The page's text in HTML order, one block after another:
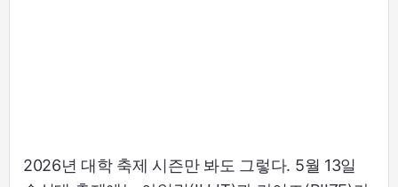
2026년 대학 축제 시즌만 봐도 그렇다. 5월 13일